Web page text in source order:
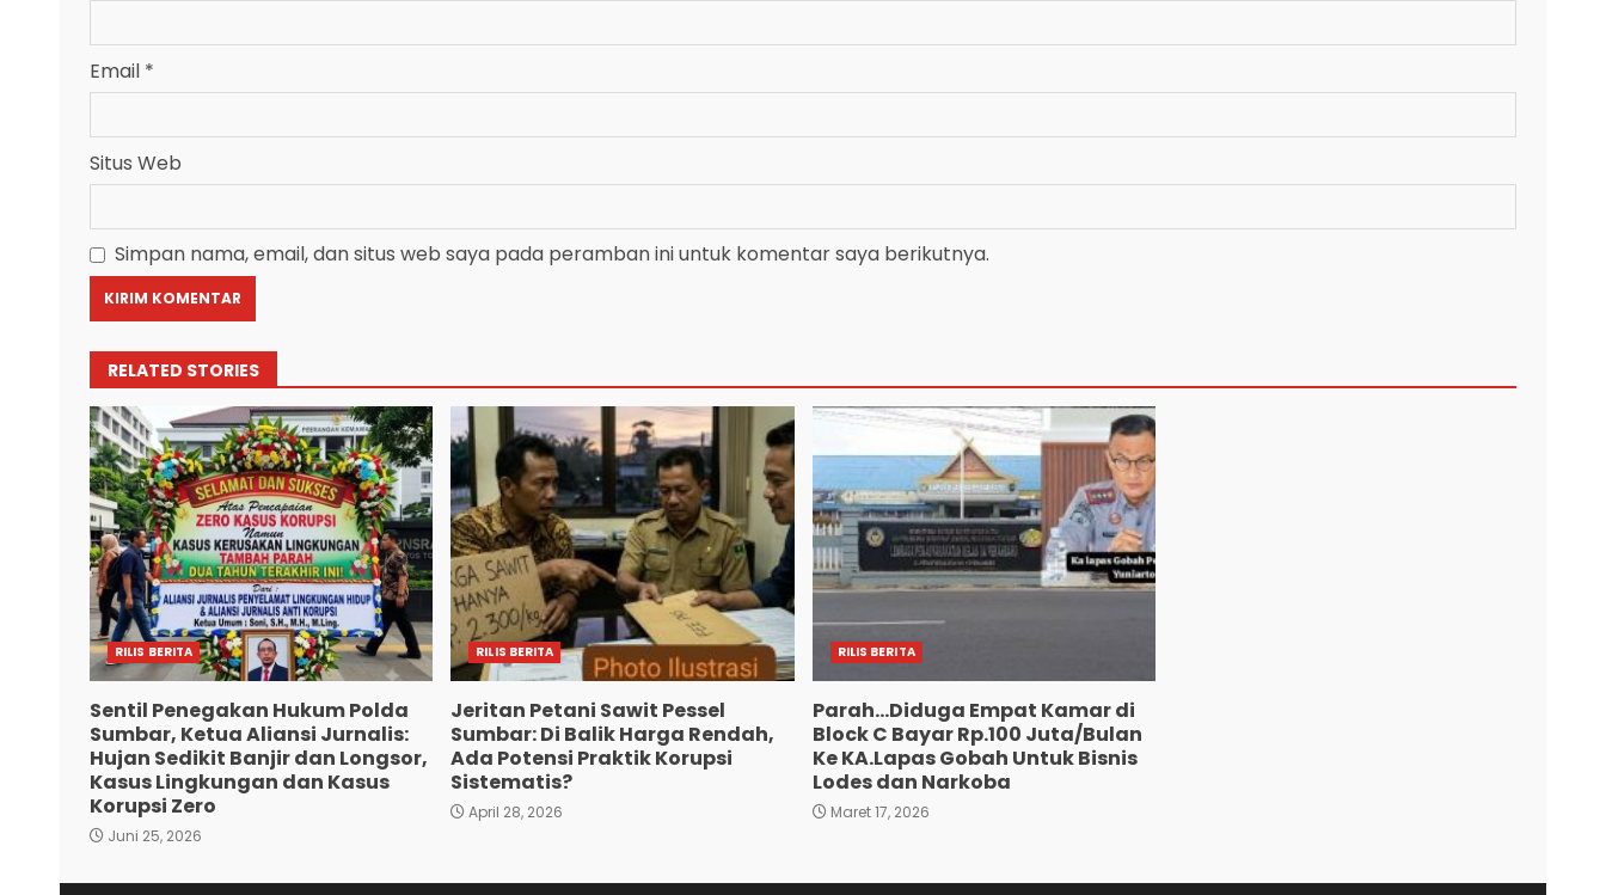
Email *
Situs Web
Simpan nama, email, dan situs web saya pada peramban ini untuk komentar saya berikutnya.
RELATED STORIES
RILIS BERITA
Sentil Penegakan Hukum Polda
Sumbar, Ketua Aliansi Jurnalis:
Hujan Sedikit Banjir dan Longsor,
Kasus Lingkungan dan Kasus
Korupsi Zero
Juni 25, 2026
RILIS BERITA
Jeritan Petani Sawit Pessel
Sumbar: Di Balik Harga Rendah,
Ada Potensi Praktik Korupsi
Sistematis?
April 28, 2026
RILIS BERITA
Parah…Diduga Empat Kamar di
Block C Bayar Rp.100 Juta/Bulan
Ke KA.Lapas Gobah Untuk Bisnis
Lodes dan Narkoba
Maret 17, 2026